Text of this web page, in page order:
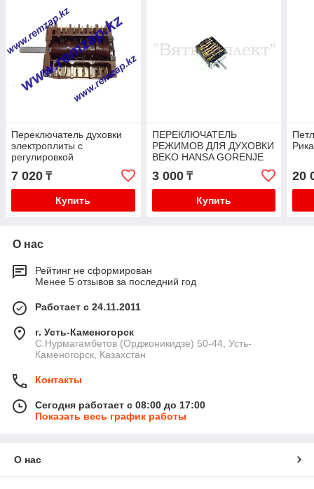
Переключатель духовки
электроплиты с
регулировкой
температуры (5+0) EGO
46.23866.500, Kaiser,
Hansa, Beko,
7 020 ₸
Купить
ПЕРЕКЛЮЧАТЕЛЬ
РЕЖИМОВ ДЛЯ ДУХОВКИ
BEKO HANSA GORENJE
EGO 46.23866.500
3 000₸
Купить
20
О нас
Рейтинг не сформирован
Менее 5 отзывов за последний год
Работает с 24.11.2011
г. Усть-Каменогорск
С.Нурмагамбетов (Орджоникидзе) 50-44, Усть-
Каменогорск, Казахстан
Контакты
Сегодня работает с 08:00 до 17:00
Показать весь график работы
О нас